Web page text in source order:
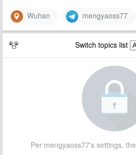
Wuhan mengyaoss77
Switch topics list
Per mengyaoss77's settings,